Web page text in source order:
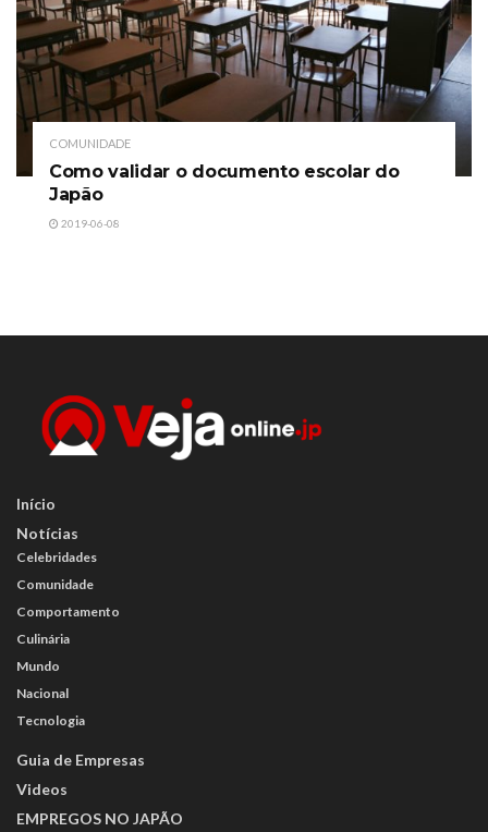
COMUNIDADE
Como validar o documento escolar do
Japão
2019-06-08
Início
Notícias
Celebridades
Comunidade
Comportamento
Culinária
Mundo
Nacional
Tecnologia
Guia de Empresas
Videos
EMPREGOS NO JAPÃO